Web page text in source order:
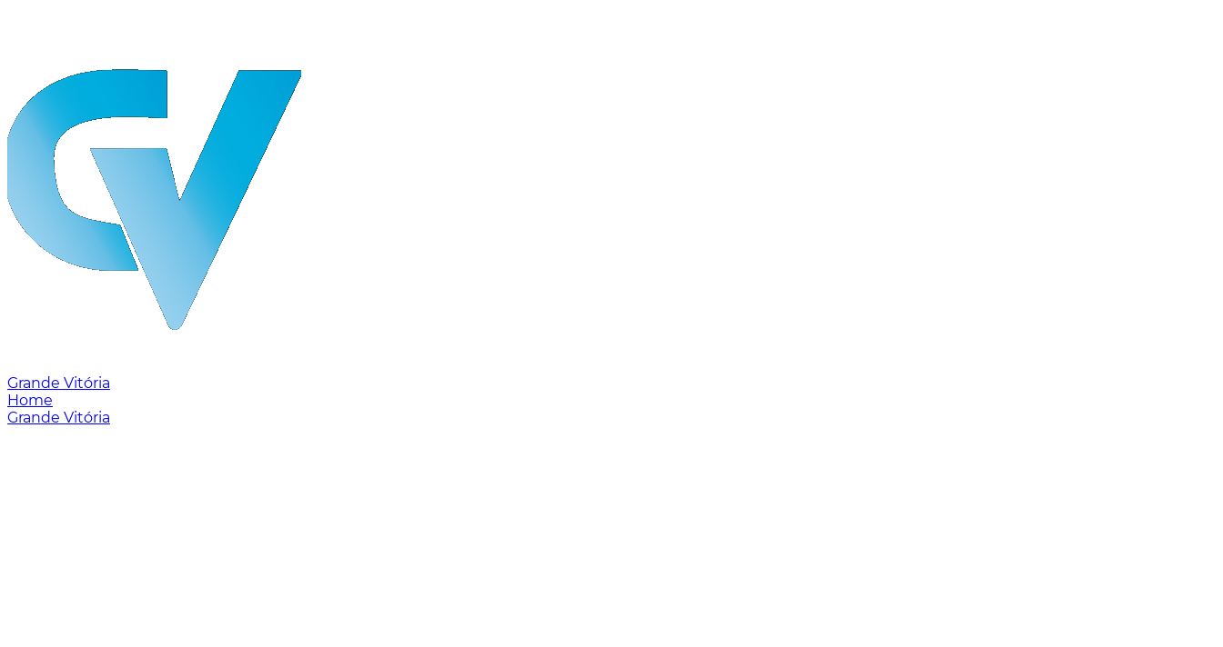
Grande Vitória
Home
Grande Vitória